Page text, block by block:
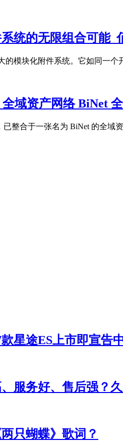
统的无限组合可能_
的模块化附件系统。它如同一
域资产网络 BiNet
整合于一张名为 BiNet 的全域
星途ES上市即宣告
服务好、售后强？
只蝴蝶》歌词？